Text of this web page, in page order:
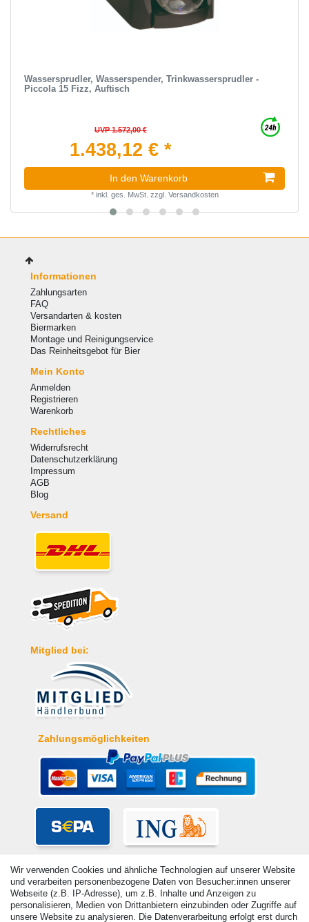
Wassersprudler, Wasserspender, Trinkwassersprudler -
Piccola 15 Fizz, Auftisch
UVP 1.572,00 €
1.438,12 € *
In den Warenkorb
* inkl. ges. MwSt. zzgl. Versandkosten
Informationen
Zahlungsarten
FAQ
Versandarten & kosten
Biermarken
Montage und Reinigungservice
Das Reinheitsgebot für Bier
Mein Konto
Anmelden
Registrieren
Warenkorb
Rechtliches
Widerrufsrecht
Datenschutzerklärung
Impressum
AGB
Blog
Versand
Mitglied bei:
Zahlungsmöglichkeiten
Wir verwenden Cookies und ähnliche Technologien auf unserer Website
und verarbeiten personenbezogene Daten von Besucher:innen unserer
Webseite (z.B. IP-Adresse), um z.B. Inhalte und Anzeigen zu
personalisieren, Medien von Drittanbietern einzubinden oder Zugriffe auf
unsere Website zu analysieren. Die Datenverarbeitung erfolgt erst durch